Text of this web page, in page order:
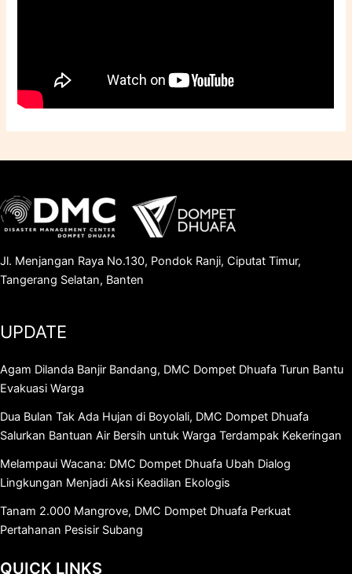
Jl. Menjangan Raya No.130, Pondok Ranji, Ciputat Timur,
Tangerang Selatan, Banten
UPDATE
Agam Dilanda Banjir Bandang, DMC Dompet Dhuafa Turun Bantu
Evakuasi Warga
Dua Bulan Tak Ada Hujan di Boyolali, DMC Dompet Dhuafa
Salurkan Bantuan Air Bersih untuk Warga Terdampak Kekeringan
Melampaui Wacana: DMC Dompet Dhuafa Ubah Dialog
Lingkungan Menjadi Aksi Keadilan Ekologis
Tanam 2.000 Mangrove, DMC Dompet Dhuafa Perkuat
Pertahanan Pesisir Subang
QUICK LINKS